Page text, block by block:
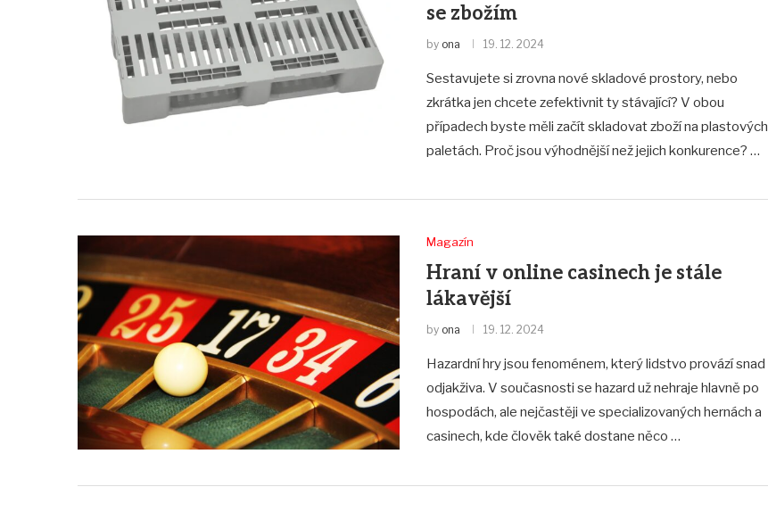
se zbožím
by ona 19. 12. 2024
Sestavujete si zrovna nové skladové prostory, nebo
zkrátka jen chcete zefektivnit ty stávající? V obou
případech byste měli začít skladovat zboží na plastových
paletách. Proč jsou výhodnější než jejich konkurence? …
Magazín
Hraní v online casinech je stále
lákavější
by ona 19. 12. 2024
Hazardní hry jsou fenoménem, který lidstvo provází snad
odjakživa. V současnosti se hazard už nehraje hlavně po
hospodách, ale nejčastěji ve specializovaných hernách a
casinech, kde člověk také dostane něco …